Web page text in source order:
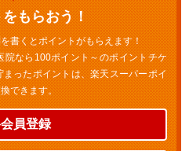
もらおう！
書くとポイントがもらえます！
院なら100ポイント～のポイントチケ
ったポイントは、楽天スーパーポイ
できます。
員登録